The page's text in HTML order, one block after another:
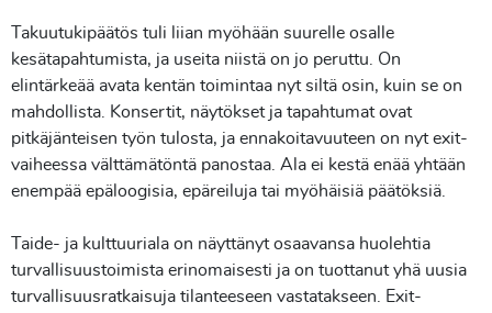
Takuutukipäätös tuli liian myöhään suurelle osalle
kesätapahtumista, ja useita niistä on jo peruttu. On
elintärkeää avata kentän toimintaa nyt siltä osin, kuin se on
mahdollista. Konsertit, näytökset ja tapahtumat ovat
pitkäjänteisen työn tulosta, ja ennakoitavuuteen on nyt exit-
vaiheessa välttämätöntä panostaa. Ala ei kestä enää yhtään
enempää epäloogisia, epäreiluja tai myöhäisiä päätöksiä.
Taide- ja kulttuuriala on näyttänyt osaavansa huolehtia
turvallisuustoimista erinomaisesti ja on tuottanut yhä uusia
turvallisuusratkaisuja tilanteeseen vastatakseen. Exit-